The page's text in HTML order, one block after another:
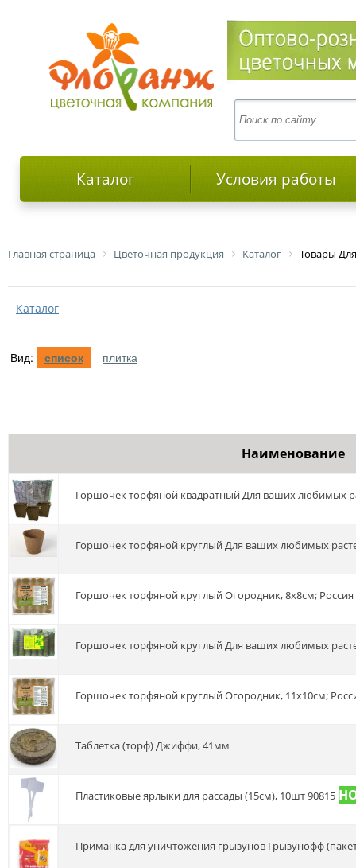
Каталог Условия работы
Главная страница Цветочная продукция Каталог Товары
Каталог
Вид: список плитка
Наименование
Горшочек торфяной квадратный Для ваших любимых
Горшочек торфяной круглый Для ваших любимых
Горшочек торфяной круглый Огородник, 8х8см; Россия
Горшочек торфяной круглый Для ваших любимых
Горшочек торфяной круглый Огородник, 11х10см;
Таблетка (торф) Джиффи, 41мм
пластиковые ярлыки для рассады (15см), 10шт 90815
Приманка для уничтожения грызунов Грызунофф